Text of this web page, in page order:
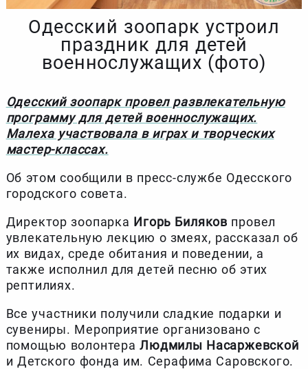
Одесский зоопарк устроил
праздник для детей
военнослужащих (фото)
Одесский зоопарк провел развлекательную
программу для детей военнослужащих.
Малеха участвовала в играх и творческих
мастер-классах.
Об этом сообщили в пресс-службе Одесского
городского совета.
Директор зоопарка Игорь Биляков провел
увлекательную лекцию о змеях, рассказал об
их видах, среде обитания и поведении, а
также исполнил для детей песню об этих
рептилиях.
Все участники получили сладкие подарки и
сувениры. Мероприятие организовано с
помощью волонтераЛюдмилы Насаржевской
и Детского фонда им. Серафима Саровского.